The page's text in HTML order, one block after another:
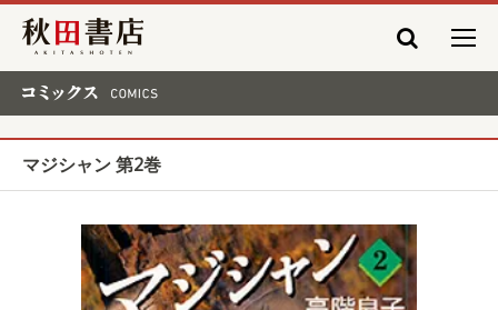
秋田書店
マジシャン 第2巻